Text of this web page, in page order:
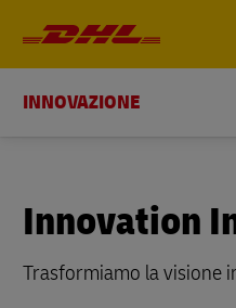
INNOVAZIONE
Innovation
Trasformiamo la visione